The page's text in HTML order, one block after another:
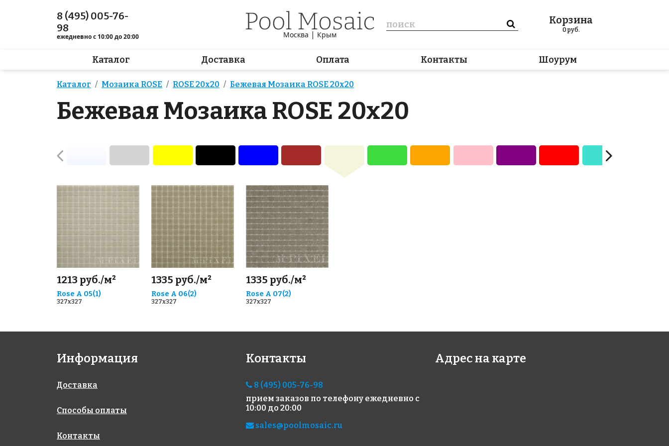
8 (495) 005-76-
98
ежедневно с 10:00 до 20:00 Москва | Крым
Корзина
0руб.
Каталог Доставка Оплата Контакты Шоурум
Каталог Мозаика ROSE ROSE 20x20 Бежевая Мозаика ROSE 20x20
Бежевая Мозаика ROSE 20x20
1213 руб./м²
Rose A 05(1)
327x327
1335 руб./м²
Rose A 06(2)
327x327
1335 руб./м²
Rose A 07(2)
327x327
Информация
Доставка
Способы оплаты
Контакты
Контакты
8 (495) 005-76-98
прием заказов по телефону ежедневно с
10:00 до 20:00
sales@poolmosaic.ru
Адрес на карте